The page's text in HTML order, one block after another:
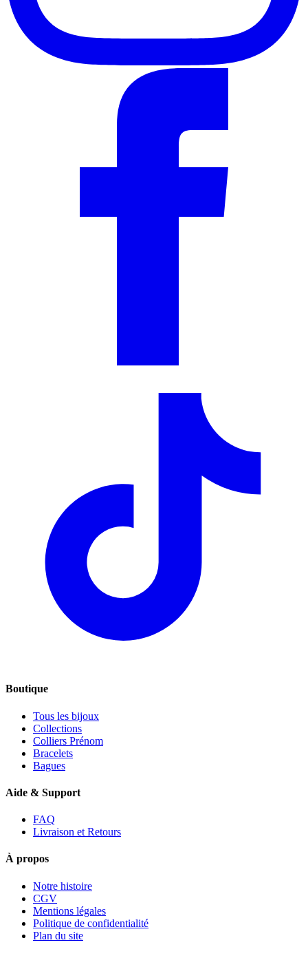
Boutique
Tous les bijoux
Collections
Colliers Prénom
Bracelets
Bagues
Aide & Support
FAQ
Livraison et Retours
À propos
Notre histoire
CGV
Mentions légales
Politique de confidentialité
Plan du site